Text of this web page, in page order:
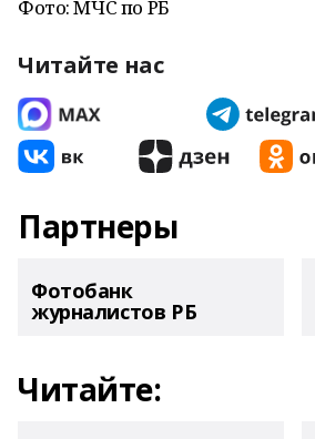
Фото: МЧС по РБ
Читайте нас
Партнеры
Фотобанк
журналистов РБ
Читайте: